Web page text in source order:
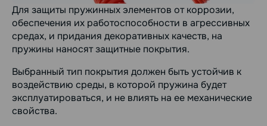
Для защиты пружинных элементов от коррозии,
обеспечения их работоспособности в агрессивных
средах, и придания декоративных качеств, на
пружины наносят защитные покрытия.
Выбранный тип покрытия должен быть устойчив к
воздействию среды, в которой пружина будет
эксплуатироваться, и не влиять на ее механические
свойства.